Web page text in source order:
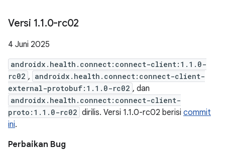
Versi 1.1.0-rc02
4 Juni 2025
androidx.health.connect:connect-client:1.1.0-
rc02 , androidx.health.connect:connect-client-
external-protobuf:1.1.0-rc02 , dan
androidx.health.connect:connect-client-
proto:1.1.0-rc02 dirilis. Versi 1.1.0-rc02 berisi commit
ini.
Perbaikan Bug